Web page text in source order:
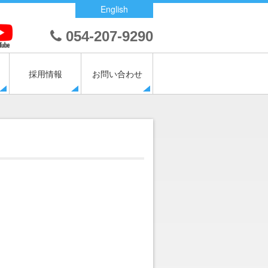
English
054-207-9290
採用情報 お問い合わせ